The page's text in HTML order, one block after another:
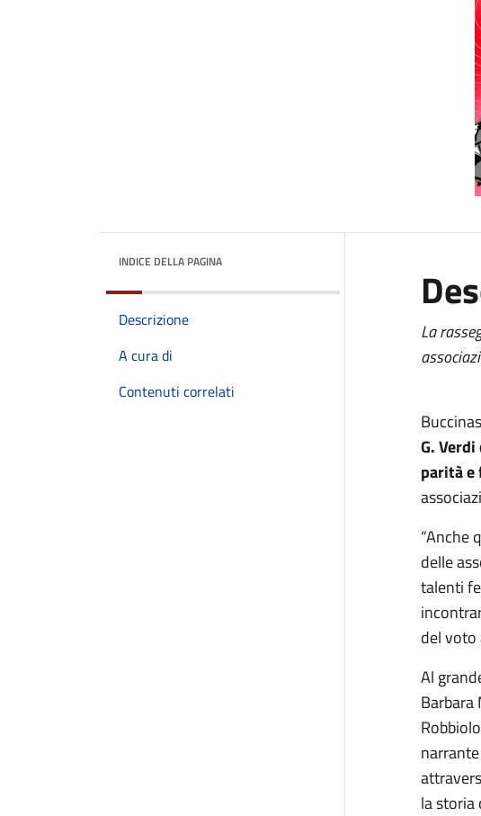
INDICE DELLA PAGINA
Descrizione
A cura di
Contenuti correlati
La
G.
parità e
“Anche
delle
talenti
del voto
Al
Barbara
narrante
la storia